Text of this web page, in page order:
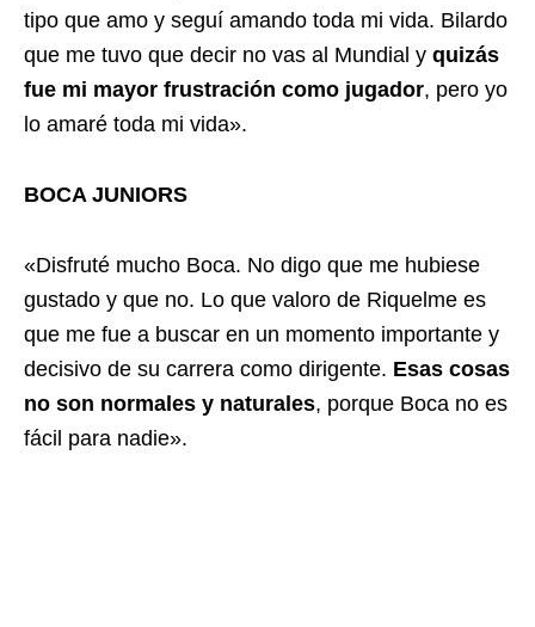
tipo que amo y seguí amando toda mi vida. Bilardo
que me tuvo que decir no vas al Mundial y quizás
fue mi mayor frustración como jugador, pero yo
lo amaré toda mi vida».
BOCA JUNIORS
«Disfruté mucho Boca. No digo que me hubiese
gustado y que no. Lo que valoro de Riquelme es
que me fue a buscar en un momento importante y
decisivo de su carrera como dirigente. Esas cosas
no son normales y naturales, porque Boca no es
fácil para nadie».